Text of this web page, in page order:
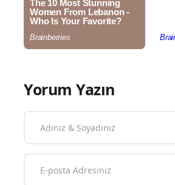
Yorum Yazın